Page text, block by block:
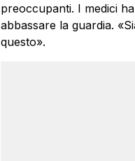
preoccupanti. I medici
abbassare la guardia.
questo».